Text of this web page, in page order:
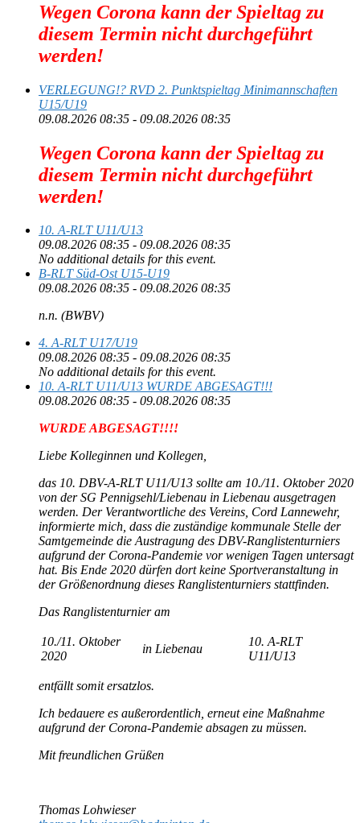
Wegen Corona kann der Spieltag zu
diesem Termin nicht durchgeführt
werden!
VERLEGUNG!? RVD 2. Punktspieltag Minimannschaften
U15/U19
09.08.2026 08:35 - 09.08.2026 08:35
Wegen Corona kann der Spieltag zu
diesem Termin nicht durchgeführt
werden!
10. A-RLT U11/U13
09.08.2026 08:35 - 09.08.2026 08:35
No additional details for this event.
B-RLT Süd-Ost U15-U19
09.08.2026 08:35 - 09.08.2026 08:35
n.n. (BWBV)
4. A-RLT U17/U19
09.08.2026 08:35 - 09.08.2026 08:35
No additional details for this event.
10. A-RLT U11/U13 WURDE ABGESAGT!!!
09.08.2026 08:35 - 09.08.2026 08:35
WURDE ABGESAGT!!!!
Liebe Kolleginnen und Kollegen,
das 10. DBV-A-RLT U11/U13 sollte am 10./11. Oktober 2020
von der SG Pennigsehl/Liebenau in Liebenau ausgetragen
werden. Der Verantwortliche des Vereins, Cord Lannewehr,
informierte mich, dass die zuständige kommunale Stelle der
Samtgemeinde die Austragung des DBV-Ranglistenturniers
aufgrund der Corona-Pandemie vor wenigen Tagen untersagt
hat. Bis Ende 2020 dürfen dort keine Sportveranstaltung in
der Größenordnung dieses Ranglistenturniers stattfinden.
Das Ranglistenturnier am
10./11. Oktober
2020
in Liebenau
10. A-RLT
U11/U13
entfällt somit ersatzlos.
Ich bedauere es außerordentlich, erneut eine Maßnahme
aufgrund der Corona-Pandemie absagen zu müssen.
Mit freundlichen Grüßen
Thomas Lohwieser